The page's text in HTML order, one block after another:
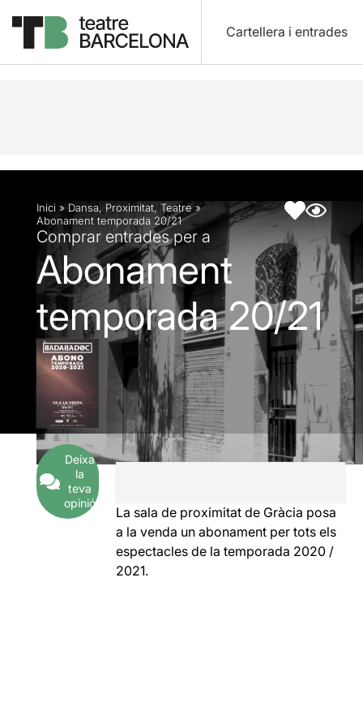
Cartellera i entrades
Descripció Fitxa artística
Inici » Dansa, Proximitat,Teatre»
Abonament temporada 20/21
Comprar entrades per a
Abonament
temporada 20/21
Deixa
la
teva
opinió
La sala de proximitat de Gràcia posa
a la venda un abonament per tots els
espectacles de la temporada 2020 /
2021.